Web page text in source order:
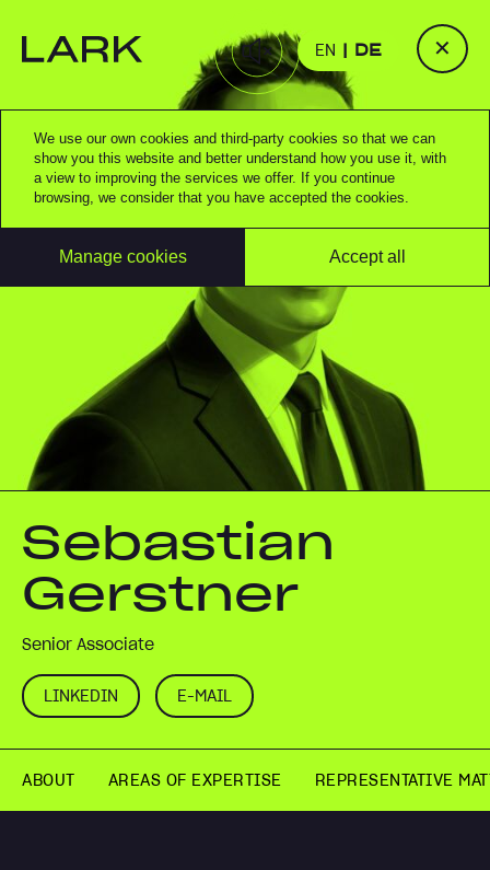
✕
EN DE
Sebastian
Gerstner
Senior Associate
LINKEDIN E-MAIL
ABOUT AREAS OF EXPERTISE REPRESENTATIVE
We use our own cookies and third-party cookies so that we can
show you this website and better understand how you use it, with
a view to improving the services we offer. If you continue
browsing, we consider that you have accepted the cookies.
Manage cookies Accept all